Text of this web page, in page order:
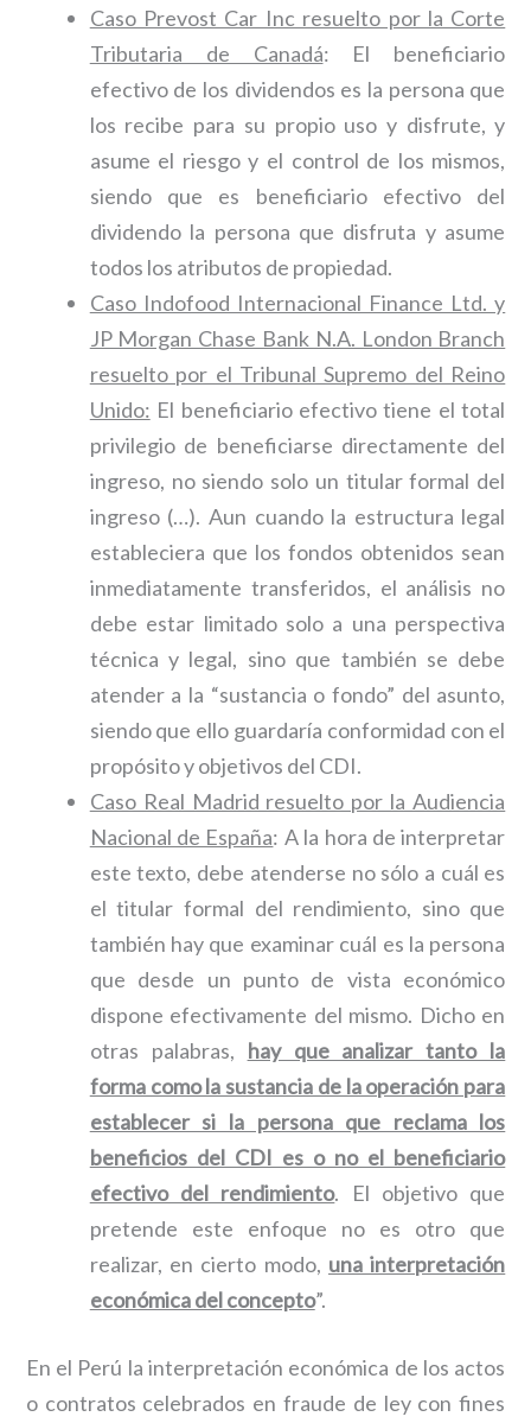
Caso Prevost Car Inc resuelto por la Corte
Tributaria de Canadá: El beneficiario
efectivo de los dividendos es la persona que
los recibe para su propio uso y disfrute, y
asume el riesgo y el control de los mismos,
siendo que es beneficiario efectivo del
dividendo la persona que disfruta y asume
todos los atributos de propiedad.
Caso Indofood Internacional Finance Ltd. y
JP Morgan Chase Bank N.A. London Branch
resuelto por el Tribunal Supremo del Reino
Unido: El beneficiario efectivo tiene el total
privilegio de beneficiarse directamente del
ingreso, no siendo solo un titular formal del
ingreso (…). Aun cuando la estructura legal
estableciera que los fondos obtenidos sean
inmediatamente transferidos, el análisis no
debe estar limitado solo a una perspectiva
técnica y legal, sino que también se debe
atender a la “sustancia o fondo” del asunto,
siendo que ello guardaría conformidad con el
propósito y objetivos del CDI.
Caso Real Madrid resuelto por la Audiencia
Nacional de España: A la hora de interpretar
este texto, debe atenderse no sólo a cuál es
el titular formal del rendimiento, sino que
también hay que examinar cuál es la persona
que desde un punto de vista económico
dispone efectivamente del mismo. Dicho en
otras palabras, hay que analizar tanto la
forma como la sustancia de la operación para
establecer si la persona que reclama los
beneficios del CDI es o no el beneficiario
efectivo del rendimiento. El objetivo que
pretende este enfoque no es otro que
realizar, en cierto modo, una interpretación
económica del concepto”.
En el Perú la interpretación económica de los actos
o contratos celebrados en fraude de ley con fines